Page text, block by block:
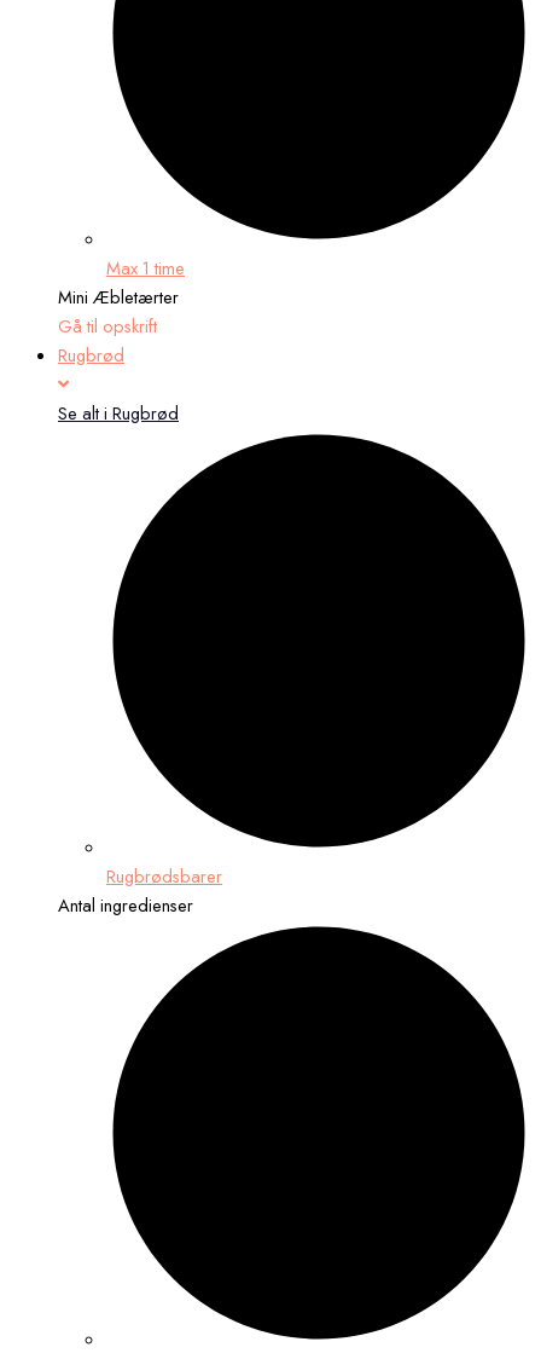
Max 1 time
Mini Æbletærter
Gå til opskrift
Rugbrød
Se alt i Rugbrød
Rugbrødsbarer
Antal ingredienser